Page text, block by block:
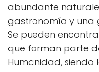
abundante
gastronomía y una
Se pueden
que forman parte
Humanidad,